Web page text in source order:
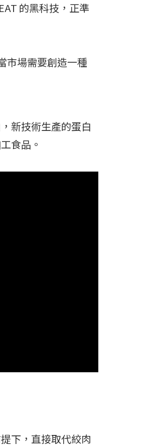
的黑科技，正準
市場需要創造一種
新技術生產的蛋白
食品。
下，直接取代絞肉